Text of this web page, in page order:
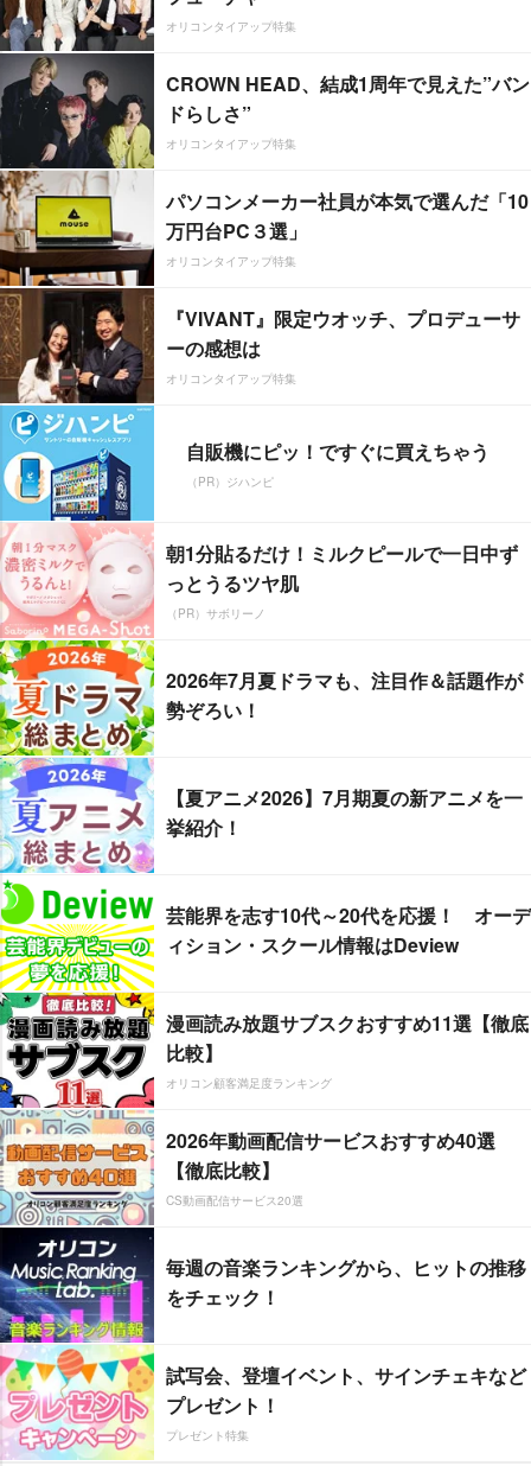
オリコンタイアップ特集
CROWN HEAD、結成1周年で見えた”バン
ドらしさ”
オリコンタイアップ特集
パソコンメーカー社員が本気で選んだ「10
万円台PC３選」
オリコンタイアップ特集
『VIVANT』限定ウオッチ、プロデューサ
ーの感想は
オリコンタイアップ特集
自販機にピッ！ですぐに買えちゃう
（PR）ジハンピ
朝1分貼るだけ！ミルクピールで一日中ず
っとうるツヤ肌
（PR）サボリーノ
2026年7月夏ドラマも、注目作＆話題作が
勢ぞろい！
【夏アニメ2026】7月期夏の新アニメを一
挙紹介！
芸能界を志す10代～20代を応援！ オーデ
ィション・スクール情報はDeview
漫画読み放題サブスクおすすめ11選【徹底
比較】
オリコン顧客満足度ランキング
2026年動画配信サービスおすすめ40選
【徹底比較】
CS動画配信サービス20選
毎週の音楽ランキングから、ヒットの推移
をチェック！
試写会、登壇イベント、サインチェキなど
プレゼント！
プレゼント特集